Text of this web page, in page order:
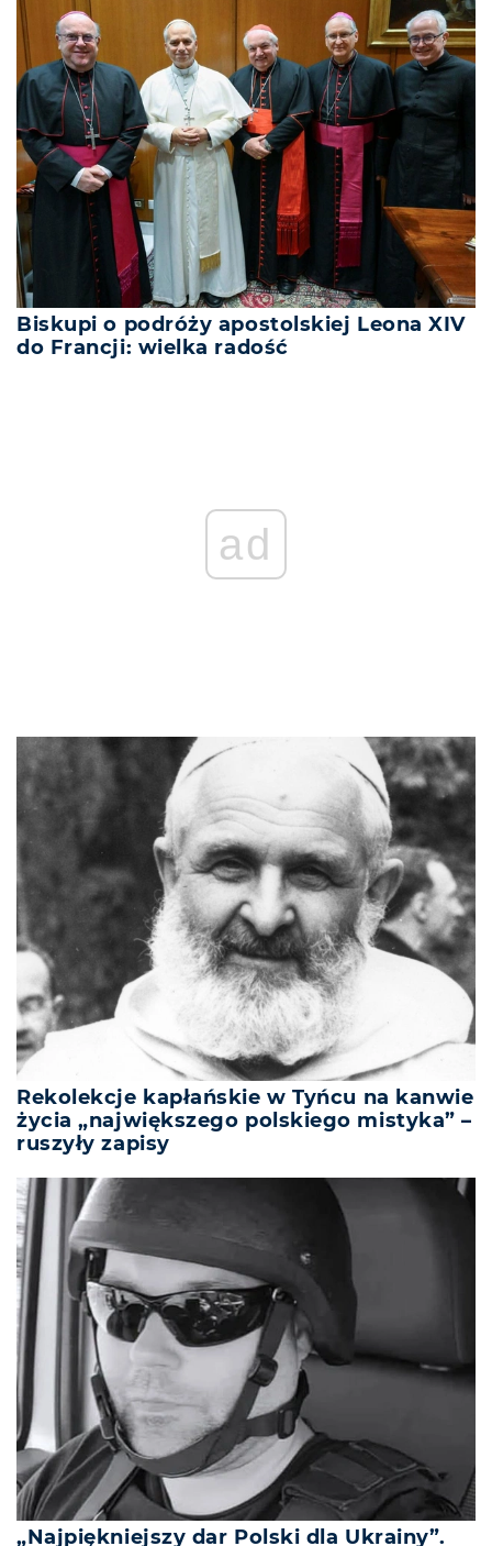
Biskupi o podróży apostolskiej Leona XIV
do Francji: wielka radość
ad
Rekolekcje kapłańskie w Tyńcu na kanwie
życia „największego polskiego mistyka” –
ruszyły zapisy
„Najpiękniejszy dar Polski dla Ukrainy”.